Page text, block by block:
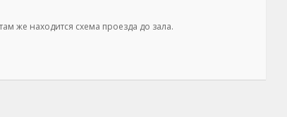
же находится схема проезда до зала.